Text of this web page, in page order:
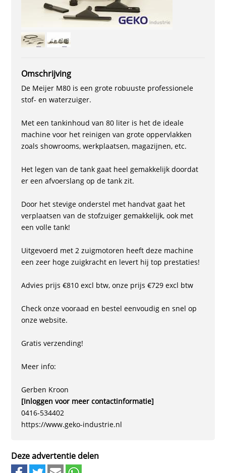
Omschrijving
De Meijer M80 is een grote robuuste professionele
stof- en waterzuiger.
Met een tankinhoud van 80 liter is het de ideale
machine voor het reinigen van grote oppervlakken
zoals showrooms, werkplaatsen, magazijnen, etc.
Het legen van de tank gaat heel gemakkelijk doordat
er een afvoerslang op de tank zit.
Door het stevige onderstel met handvat gaat het
verplaatsen van de stofzuiger gemakkelijk, ook met
een volle tank!
Uitgevoerd met 2 zuigmotoren heeft deze machine
een zeer hoge zuigkracht en levert hij top prestaties!
Advies prijs €810 excl btw, onze prijs €729 excl btw
Check onze vooraad en bestel eenvoudig en snel op
onze website.
Gratis verzending!
Meer info:
Gerben Kroon
[Inloggen voor meer contactinformatie]
0416-534402
https://www.geko-industrie.nl
Deze advertentie delen